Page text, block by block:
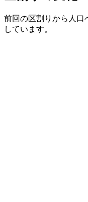
前回の区割りから人口
しています。